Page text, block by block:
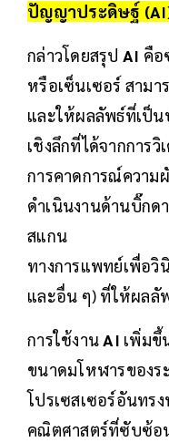
ปัญญาประดิษฐ์
กล่าวโดยสรุป AI คือ
หรือเซ็นเซอร์ สามา
และให้ผลลัพธ์ที่เป็น
เชิงลึกที่ได้จากการ
การคาดการณ์ความ
ดำเนินงานด้านบิ๊กด
สแกน
ทางการแพทย์เพื่อวิ
และอื่น ๆ) ที่ให้ผลลั
การใช้งานAI เพิ่มขึ้
ขนาดมโหฬารของ
โปรเซสเซอร์อันทร
คณิตศาสตร์ที่ซับซ้อ